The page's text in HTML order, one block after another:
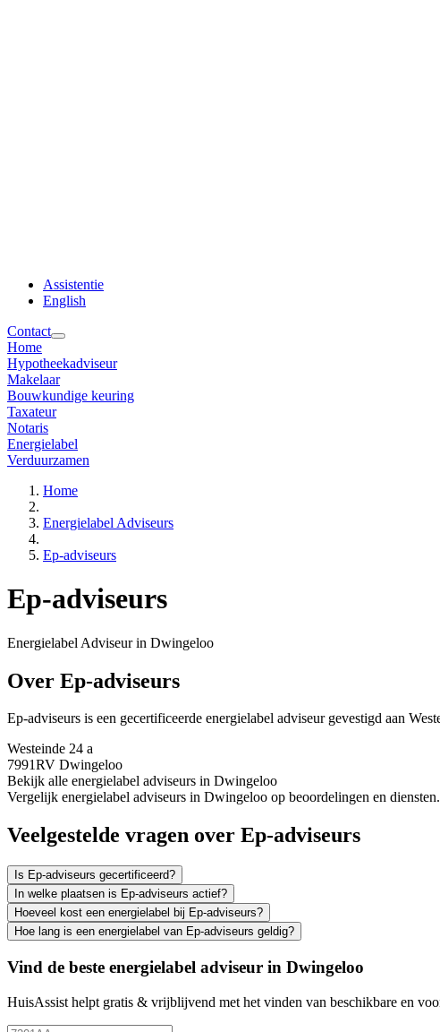
Assistentie
English
Contact
Home
Hypotheekadviseur
Makelaar
Bouwkundige keuring
Taxateur
Notaris
Energielabel
Verduurzamen
Home
Energielabel Adviseurs
Ep-adviseurs
Ep-adviseurs
Energielabel Adviseur in Dwingeloo
Over Ep-adviseurs
Ep-adviseurs is een gecertificeerde energielabel adviseur gevestigd aan
Westeinde 24 a
7991RV Dwingeloo
Bekijk alle energielabel adviseurs in Dwingeloo
Vergelijk energielabel adviseurs in Dwingeloo op beoordelingen en diensten.
Veelgestelde vragen over Ep-adviseurs
Is Ep-adviseurs gecertificeerd?
In welke plaatsen is Ep-adviseurs actief?
Hoeveel kost een energielabel bij Ep-adviseurs?
Hoe lang is een energielabel van Ep-adviseurs geldig?
Vind de beste energielabel adviseur in Dwingeloo
HuisAssist helpt gratis & vrijblijvend met het vinden van beschikbare en